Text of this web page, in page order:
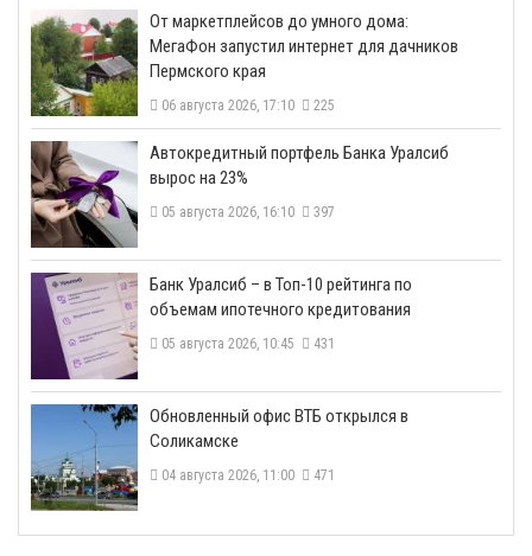
От маркетплейсов до умного дома:
МегаФон запустил интернет для дачников
Пермского края
06 августа 2026, 17:10 225
​Автокредитный портфель Банка Уралсиб
вырос на 23%
05 августа 2026, 16:10 397
​Банк Уралсиб – в Топ-10 рейтинга по
объемам ипотечного кредитования
05 августа 2026, 10:45 431
​Обновленный офис ВТБ открылся в
Соликамске
04 августа 2026, 11:00 471